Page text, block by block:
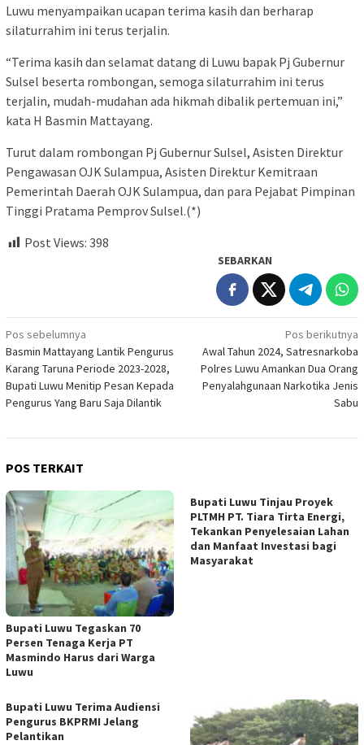
Luwu menyampaikan ucapan terima kasih dan berharap
silaturrahim ini terus terjalin.
“Terima kasih dan selamat datang di Luwu bapak Pj Gubernur
Sulsel beserta rombongan, semoga silaturrahim ini terus
terjalin, mudah-mudahan ada hikmah dibalik pertemuan ini,”
kata H Basmin Mattayang.
Turut dalam rombongan Pj Gubernur Sulsel, Asisten Direktur
Pengawasan OJK Sulampua, Asisten Direktur Kemitraan
Pemerintah Daerah OJK Sulampua, dan para Pejabat Pimpinan
Tinggi Pratama Pemprov Sulsel.(*)
Post Views: 398
SEBARKAN
Navigasi
pos
Pos sebelumnya
Basmin Mattayang Lantik Pengurus
Karang Taruna Periode 2023-2028,
Bupati Luwu Menitip Pesan Kepada
Pengurus Yang Baru Saja Dilantik
Pos berikutnya
Awal Tahun 2024, Satresnarkoba
Polres Luwu Amankan Dua Orang
Penyalahgunaan Narkotika Jenis
Sabu
POS TERKAIT
Bupati Luwu Tegaskan 70
Persen Tenaga Kerja PT
Masmindo Harus dari Warga
Luwu
Bupati Luwu Tinjau Proyek
PLTMH PT. Tiara Tirta Energi,
Tekankan Penyelesaian Lahan
dan Manfaat Investasi bagi
Masyarakat
Bupati Luwu Terima Audiensi
Pengurus BKPRMI Jelang
Pelantikan